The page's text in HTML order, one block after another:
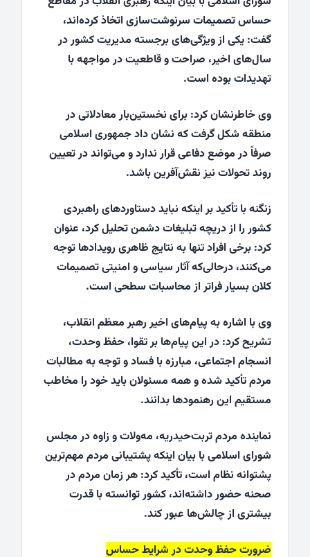
حساس تصمیمات سرنوشت‌سازی اتخاذ کرده‌اند،
گفت: یکی از ویژگی‌های برجسته مدیریت کشور در
سال‌های اخیر، صراحت و قاطعیت در مواجهه با
تهدیدات بوده است.
وی خاطرنشان کرد: برای نخستین‌بار معادلاتی در
منطقه شکل گرفت که نشان داد جمهوری اسلامی
صرفاً در موضع دفاعی قرار ندارد و می‌تواند در تعیین
روند تحولات نیز نقش‌آفرین باشد.
زنگنه با تأکید بر اینکه نباید دستاوردهای راهبردی
کشور را از دریچه تبلیغات دشمن تحلیل کرد، عنوان
کرد: برخی افراد تنها به نتایج ظاهری رویدادها توجه
می‌کنند، درحالی‌که آثار سیاسی و امنیتی تصمیمات
کلان بسیار فراتر از محاسبات سطحی است.
وی با اشاره به پیام‌های اخیر رهبر معظم انقلاب،
تشریح کرد: در این پیام‌ها بر تقوا، حفظ وحدت،
انسجام اجتماعی، مبارزه با فساد و توجه به مطالبات
مردم تأکید شده و همه مسئولان باید خود را مخاطب
مستقیم این رهنمودها بدانند.
نماینده مردم تربت‌حیدریه، مه‌ولات و زاوه در مجلس
شورای اسلامی با بیان اینکه پشتیبانی مردم مهم‌ترین
پشتوانه نظام است، تأکید کرد: هر زمان مردم در
صحنه حضور داشته‌اند، کشور توانسته با قدرت
بیشتری از چالش‌ها عبور کند.
ضرورت حفظ وحدت در شرایط حساس